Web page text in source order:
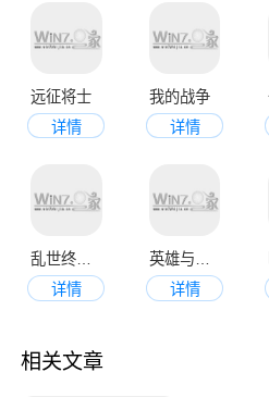
远征将士
详情
我的战争
详情
乱世终结战
详情
详情
相关文章